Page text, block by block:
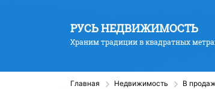
РУСЬ НЕДВИЖИМОСТЬ
Храним традиции в квадратных
Главная Недвижимость В